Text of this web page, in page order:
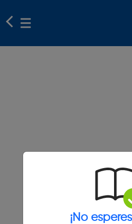
¡No